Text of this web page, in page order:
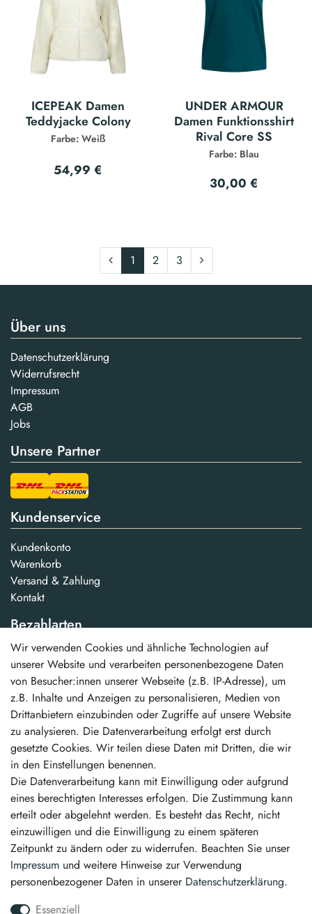
ICEPEAK Damen
Teddyjacke Colony
Farbe: Weiß
54,99 €
UNDER ARMOUR
Damen Funktionsshirt
Rival Core SS
Farbe: Blau
30,00 €
1 2 3
Über uns
Datenschutzerklärung
Widerrufsrecht
Impressum
AGB
Jobs
Unsere Partner
Kundenservice
Kundenkonto
Warenkorb
Versand & Zahlung
Kontakt
Bezahlarten
...und weitere
Unsere Vorteile
schneller Versand
kostenloser Versand ab 50,00 €
erstklassiger Service
Vertrag widerrufen
Kontakt
info@pintamo.de
03763 4048350
Wir verwenden Cookies und ähnliche Technologien auf
unserer Website und verarbeiten personenbezogene Daten
von Besucher:innen unserer Webseite (z.B. IP-Adresse), um
z.B. Inhalte und Anzeigen zu personalisieren, Medien von
Drittanbietern einzubinden oder Zugriffe auf unsere Website
zu analysieren. Die Datenverarbeitung erfolgt erst durch
gesetzte Cookies. Wir teilen diese Daten mit Dritten, die wir
in den Einstellungen benennen.
Die Datenverarbeitung kann mit Einwilligung oder aufgrund
eines berechtigten Interesses erfolgen. Die Zustimmung kann
erteilt oder abgelehnt werden. Es besteht das Recht, nicht
einzuwilligen und die Einwilligung zu einem späteren
Zeitpunkt zu ändern oder zu widerrufen. Beachten Sie unser
Impressum und weitere Hinweise zur Verwendung
personenbezogener Daten in unserer Daten­schutz­erklärung.
Essenziell